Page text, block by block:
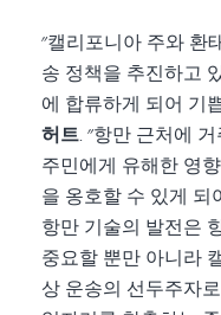
"캘리포니아 주와 환
송 정책을 추진하고
에 합류하게 되어 기
허트. "항만 근처에
주민에게 유해한 영
을 옹호할 수 있게 되
항만 기술의 발전은
중요할 뿐만 아니라
상 운송의 선두주자